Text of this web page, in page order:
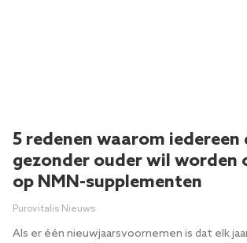
5 redenen waarom iedereen
gezonder ouder wil worden
op NMN-supplementen
Purovitalis Nieuws
Als er één nieuwjaarsvoornemen is dat elk